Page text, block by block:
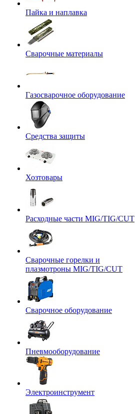
Пайка и наплавка
Сварочные материалы
Газосварочное оборудование
Средства защиты
Хозтовары
Расходные части MIG/TIG/CUT
Сварочные горелки и
плазмотроны MIG/TIG/CUT
Сварочное оборудование
Пневмооборудование
Электроинструмент